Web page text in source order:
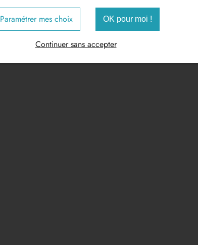
Paramétrer mes choix OK pour moi !
Continuer sans accepter